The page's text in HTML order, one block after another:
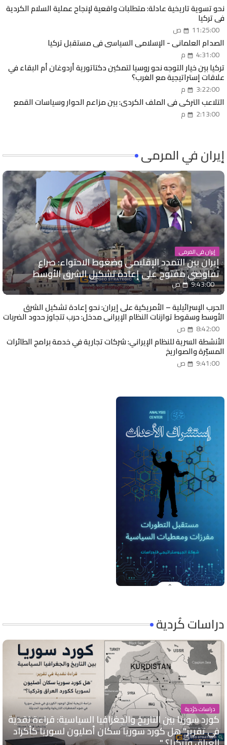
نحو تسوية تاريخية عادلة: متطلبات واقعية لإنجاح عملية السلام الكردية
في تركيا
11:25:00 ص
الصدام العلماني - الإسلامي السياسي في مستقبل تركيا
4:31:00 م
تركيا بين خيار التوجه نحو روسيا لتمكين دكتاتورية أردوغان أم البقاء في
علاقات إستراتيجية مع الغرب؟
3:22:00 م
التلاعب التركي في الملف الكردي: بين مزاعم الحوار وسياسات القمع
2:13:00 م
إيران في المرمى
إيران في المرمى
إيران بين التمدد الإقليمي وضغوط الاحتواء: صراع
تفاوضي مفتوح على إعادة تشكيل الشرق الأوسط
9:43:00 ص
الحرب الإسرائيلية – الأمريكية على إيران: نحو إعادة تشكيل الشرق
الأوسط وسقوط توازنات النظام الإيراني مدخل: حرب تتجاوز حدود الضربات
العسكرية
8:42:00 ص
الأنشطة السرية للنظام الإيراني: شركات تجارية في خدمة برامج الطائرات
المسيّرة والصواريخ
9:41:00 ص
دراسات كُردية
دراسات كرُدية
كورد سوريا بين التاريخ والجغرافيا السياسية: قراءة نقدية
في تقرير" هل كورد سوريا سكان أصليون لسوريا كأكراد